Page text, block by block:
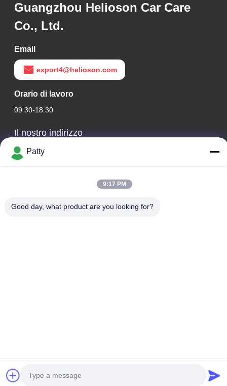
Guangzhou Helioson Car Care
Co., Ltd.
Email
export4@helioson.com
Orario di lavoro
09:30-18:30
Il nostro indirizzo
Indirizzo Azienda
Sala 1801-1803, edificio A3, Greenland Central Plaza,
No. 8 Longdong Road, Parco industriale ad alta tecnologia,
Patty
9:17 PM
Good day, what product are you looking for?